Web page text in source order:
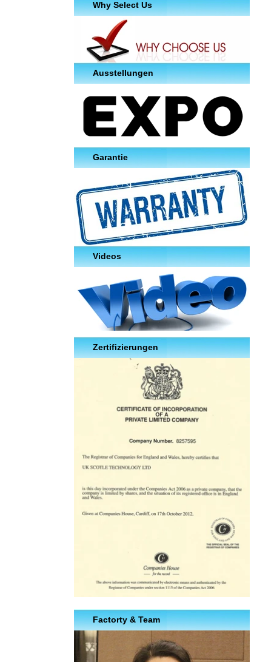
Why Select Us
Ausstellungen
Garantie
Videos
Zertifizierungen
Factorty & Team